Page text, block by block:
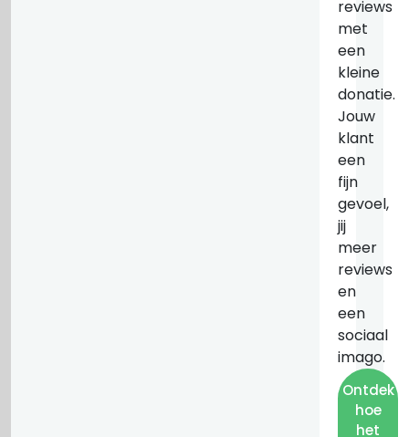
reviews
met
een
kleine
donatie.
Jouw
klant
een
fijn
gevoel,
jij
meer
reviews
en
een
sociaal
imago.
Ontdek
hoe
het